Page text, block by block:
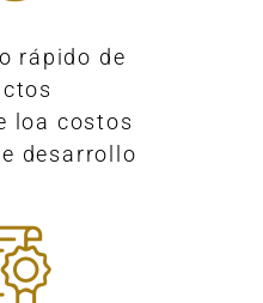
rápido de
loa costos
desarrollo